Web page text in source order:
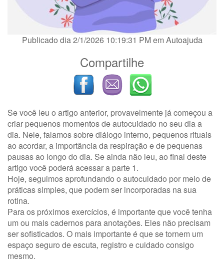
Publicado dia 2/1/2026 10:19:31 PM emAutoajuda
Compartilhe
Se você leu o artigo anterior, provavelmente já começou a
criar pequenos momentos de autocuidado no seu dia a
dia. Nele, falamos sobre diálogo interno, pequenos rituais
ao acordar, a importância da respiração e de pequenas
pausas ao longo do dia. Se ainda não leu, ao final deste
artigo você poderá acessar a parte 1.
Hoje, seguimos aprofundando o autocuidado por meio de
práticas simples, que podem ser incorporadas na sua
rotina.
Para os próximos exercícios, é importante que você tenha
um ou mais cadernos para anotações. Eles não precisam
ser sofisticados. O mais importante é que se tornem um
espaço seguro de escuta, registro e cuidado consigo
mesmo.